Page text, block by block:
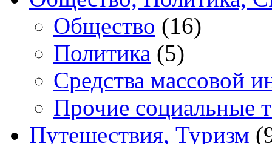
Общество (16)
Политика (5)
Средства массовой
Прочие социальные
Путешествия, Туризм